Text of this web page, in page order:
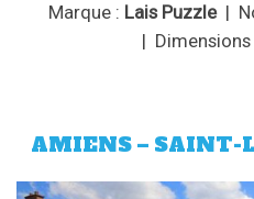
Marque : Lais Puzzle|
| Dimensions
AMIENS – SAINT-